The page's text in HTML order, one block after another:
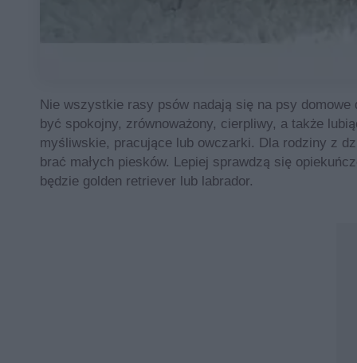
Nie wszystkie rasy psów nadają się na psy
być spokojny, zrównoważony, cierpliwy, a także
myśliwskie, pracujące lub owczarki. Dla rodziny z
brać małych piesków. Lepiej sprawdzą się
będzie golden retriever lub labrador.